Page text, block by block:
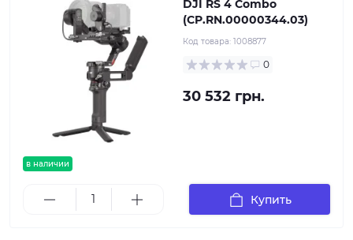
в наличии
DJI RS 4 Combo
(CP.RN.00000344.03)
Код товара: 1008877
0
30 532 грн.
Купить